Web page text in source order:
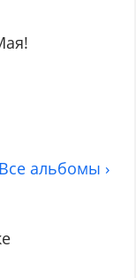
Все альбомы ›